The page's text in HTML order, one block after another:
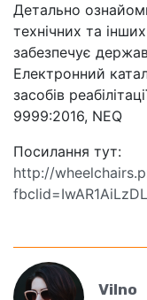
Детально
технічних та
забезпечує
Електронний
засобів
9999:2016, NEQ
Посилання тут:
http://
Vilno